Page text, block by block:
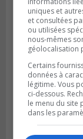
SAINT-LAMBERT
Publié le 4 août
Une
uniques et
et consultées
ou utilisées
nous-mêmes
géolocalisation
Certains
données à
légitime. Vous
ci-dessous.
le menu du site
dans les